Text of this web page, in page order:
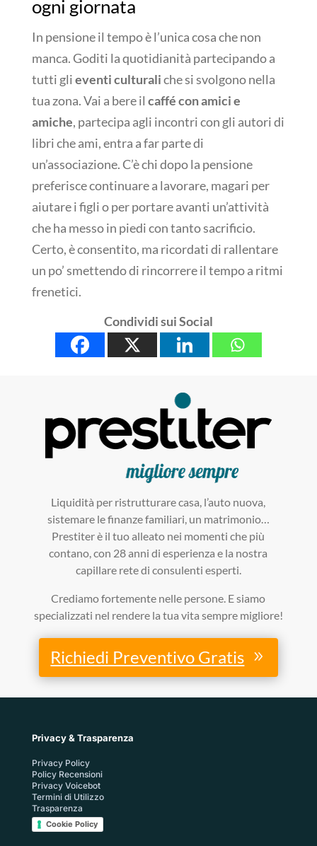
ogni giornata
In pensione il tempo è l’unica cosa che non
manca. Goditi la quotidianità partecipando a
tutti glieventi culturaliche si svolgono nella
tua zona. Vai a bere il caffé con amici e
amiche, partecipa agli incontri con gli autori di
libri che ami, entra a far parte di
un’associazione. C’è chi dopo la pensione
preferisce continuare a lavorare, magari per
aiutare i figli o per portare avanti un’attività
che ha messo in piedi con tanto sacrificio.
Certo, è consentito, ma ricordati di rallentare
un po’ smettendo di rincorrere il tempo a ritmi
frenetici.
Condividi sui Social
Liquidità per ristrutturare casa, l’auto nuova,
sistemare le finanze familiari, un matrimonio…
Prestiter è il tuo alleato nei momenti che più
contano, con 28 anni di esperienza e la nostra
capillare rete di consulenti esperti.
Crediamo fortemente nelle persone. E siamo
specializzati nel rendere la tua vita sempre migliore!
Richiedi Preventivo Gratis
Privacy & Trasparenza
Privacy Policy
Policy Recensioni
Privacy Voicebot
Termini di Utilizzo
Trasparenza
Cookie Policy